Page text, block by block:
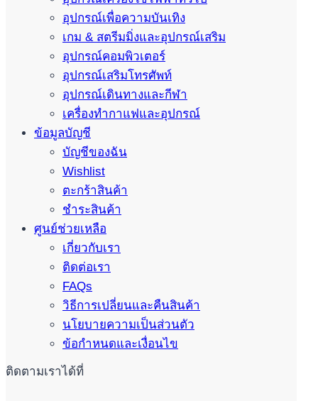
อุปกรณ์เพื่อความบันเทิง
เกม & สตรีมมิ่งและอุปกรณ์เสริม
อุปกรณ์คอมพิวเตอร์
อุปกรณ์เสริมโทรศัพท์
อุปกรณ์เดินทางและกีฬา
เครื่องทำกาแฟและอุปกรณ์
ข้อมูลบัญชี
บัญชีของฉัน
Wishlist
ตะกร้าสินค้า
ชำระสินค้า
ศูนย์ช่วยเหลือ
เกี่ยวกับเรา
ติดต่อเรา
FAQs
วิธีการเปลี่ยนและคืนสินค้า
นโยบายความเป็นส่วนตัว
ข้อกำหนดและเงื่อนไข
ติดตามเราได้ที่